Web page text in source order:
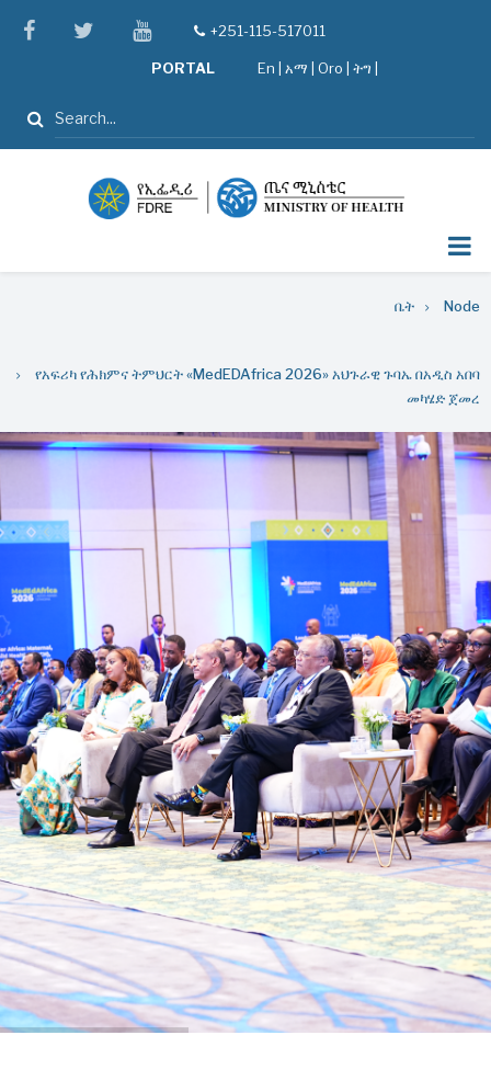
facebooktwitteryoutube
tel+251-115-517011
PORTAL En አማ Oro ትግ |
ፈልግ
ቤት Node
የአፍሪካ የሕክምና ትምህርት «MedEDAfrica 2026» አህጉራዊ ጉባኤ በአዲስ አበባ
መካሄድ ጀመረ